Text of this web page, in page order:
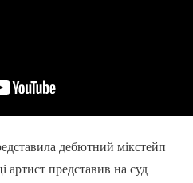
дебютний мікстейп
артист представив на суд